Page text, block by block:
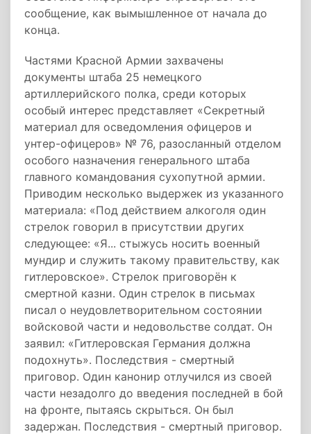
сообщение, как вымышленное от начала до
конца.
Частями Красной Армии захвачены
документы штаба 25 немецкого
артиллерийского полка, среди которых
особый интерес представляет «Секретный
материал для осведомления офицеров и
унтер-офицеров» № 76, разосланный отделом
особого назначения генерального штаба
главного командования сухопутной армии.
Приводим несколько выдержек из указанного
материала: «Под действием алкоголя один
стрелок говорил в присутствии других
следующее: «Я... стыжусь носить военный
мундир и служить такому правительству, как
гитлеровское». Стрелок приговорён к
смертной казни. Один стрелок в письмах
писал о неудовлетворительном состоянии
войсковой части и недовольстве солдат. Он
заявил: «Гитлеровская Германия должна
подохнуть». Последствия - смертный
приговор. Один канонир отлучился из своей
части незадолго до введения последней в бой
на фронте, пытаясь скрыться. Он был
задержан. Последствия - смертный приговор.